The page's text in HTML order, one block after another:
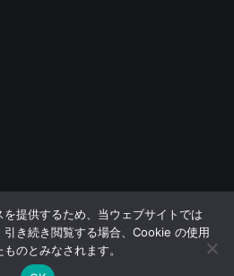
© BUDOYA.
提供するため、当ウェブサイトでは
き続き閲覧する場合、Cookie の使用
のとみなされます。